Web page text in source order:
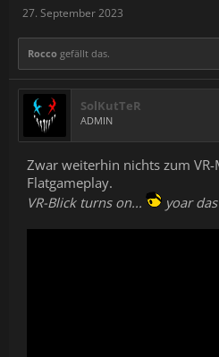
nostalgische Erinnerungen oder
Gelände, auf Schnee und Asphalt,
abzuliefern.
27. September 2023
Rocco gefällt das.
SolKutTeR
ADMIN
Zwar weiterhin nichts zum
Flatgameplay.
VR-Blick turns on...
yoar